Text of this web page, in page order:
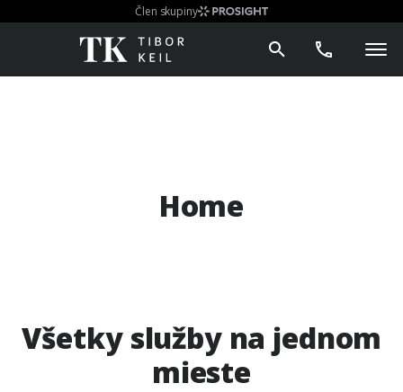
Člen skupiny
Home
Všetky služby na jednom
mieste